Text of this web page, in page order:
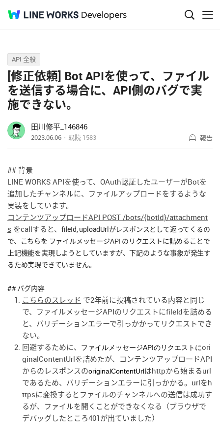
Q&A
API 全般
[修正依頼] Bot APIを使って、ファイル
を送信する場合に、API側のバグで実
施できない。
田川修平_146846
2023.06.06 既読 1583 報告
## 背景
LINE WORKS APIを使って、OAuth認証したユーザーがBotを
追加したチャンネルに、ファイルアップロードをするような
実装をしています。
コンテンツアップロードAPI POST /bots/{botId}/attachment
s をcallすると、 fileId,uploadUrlがレスポンスとして返ってくるの
で、こちらを ファイルメッセージAPI のリクエストに詰めることで
上記機能を実現しようとしていますが、下記のような事象が発生す
るため実現できていません。
## バグ内容
こちらのスレッド で2年前に投稿されている内容と同じ
で、ファイルメッセージAPIのリクエストにfileIdを詰める
と、バリデーションエラーで引っかかってリクエストでき
ない。
回避するために、
ファイルメッセージAPIのリクエストにori
ginalContentUrlを詰めたが、コンテンツアップロードAPI
からのレスポンスのoriginalContentUrlはhttpから始まるurl
であるため、バリデーションエラーに引っかかる。urlをh
ttpsに変換するとファイルのチャンネルへの送信は成功す
るが、ファイルを開くことができなくなる（ブラウザで
デバッグしたところ401が出ていました）